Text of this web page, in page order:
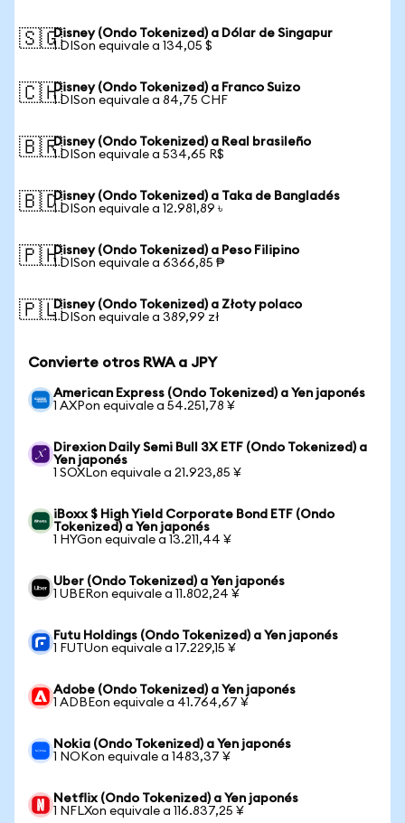
🇸🇬Disney (Ondo Tokenized) a Dólar de Singapur
1 DISon equivale a 134,05 $
🇨🇭Disney (Ondo Tokenized) a Franco Suizo
1 DISon equivale a 84,75 CHF
🇧🇷Disney (Ondo Tokenized) a Real brasileño
1 DISon equivale a 534,65 R$
🇧🇩Disney (Ondo Tokenized) a Taka de Bangladés
1 DISon equivale a 12.981,89 ৳
🇵🇭Disney (Ondo Tokenized) a Peso Filipino
1 DISon equivale a 6366,85 ₱
🇵🇱Disney (Ondo Tokenized) a Złoty polaco
1 DISon equivale a 389,99 zł
Convierte otros RWA a JPY
American Express (Ondo Tokenized) a Yen japonés
1 AXPon equivale a 54.251,78 ¥
Direxion Daily Semi Bull 3X ETF (Ondo Tokenized) a
Yen japonés
1 SOXLon equivale a 21.923,85 ¥
iBoxx $ High Yield Corporate Bond ETF (Ondo
Tokenized) a Yen japonés
1 HYGon equivale a 13.211,44 ¥
Uber (Ondo Tokenized) a Yen japonés
1 UBERon equivale a 11.802,24 ¥
Futu Holdings (Ondo Tokenized) a Yen japonés
1 FUTUon equivale a 17.229,15 ¥
Adobe (Ondo Tokenized) a Yen japonés
1 ADBEon equivale a 41.764,67 ¥
Nokia (Ondo Tokenized) a Yen japonés
1 NOKon equivale a 1483,37 ¥
Netflix (Ondo Tokenized) a Yen japonés
1 NFLXon equivale a 116.837,25 ¥